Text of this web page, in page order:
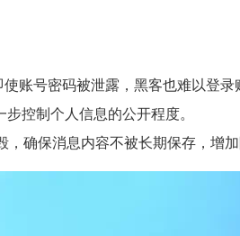
账号密码被泄露，黑客也难以登录
控制个人信息的公开程度。
确保消息内容不被长期保存，增加